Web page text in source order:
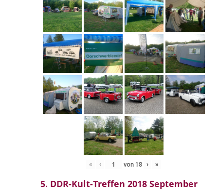
« ‹ von 18 › »
5. DDR-Kult-Treffen 2018 September